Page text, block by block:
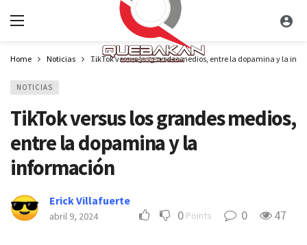
Home Noticias TikTok versus los grandes medios, entre la dopamina y la
NOTICIAS
TikTok versus los grandes medios,
entre la dopamina y la
información
Erick Villafuerte
abril 9, 2024 0 Points 0 47